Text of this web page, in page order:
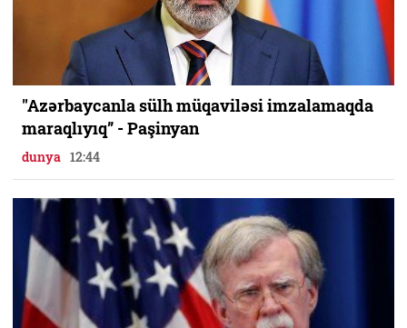
"Azərbaycanla sülh müqaviləsi imzalamaqda
maraqlıyıq” - Paşinyan
dunya 12:44